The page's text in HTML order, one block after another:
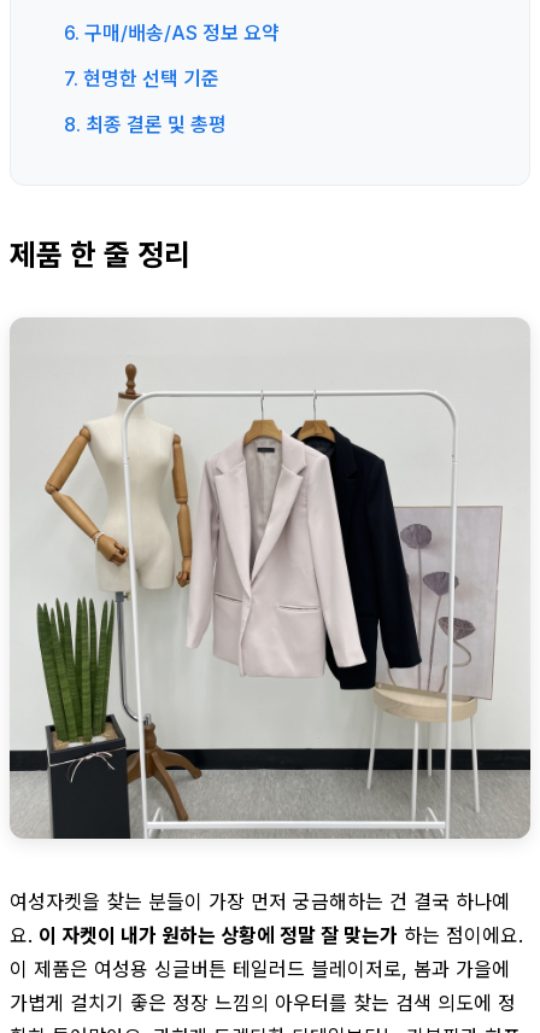
6. 구매/배송/AS 정보 요약
7. 현명한 선택 기준
8. 최종 결론 및 총평
제품 한 줄 정리
여성자켓을 찾는 분들이 가장 먼저 궁금해하는 건 결국 하나예
요. 이 자켓이 내가 원하는 상황에 정말 잘 맞는가 하는 점이에요.
이 제품은 여성용 싱글버튼 테일러드 블레이저로, 봄과 가을에
가볍게 걸치기 좋은 정장 느낌의 아우터를 찾는 검색 의도에 정